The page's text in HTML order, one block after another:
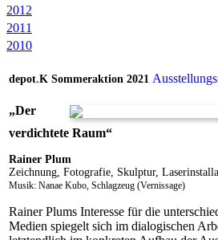
2012
2011
2010
depot.K Sommeraktion 2021
„Der
verdichtete Raum“
Rainer Plum
Zeichnung, Fotografie, Skulptur,
Musik: Nanae Kubo, Schlagzeug (Vernissage)
Rainer Plums Interesse für die
Medien spiegelt sich im dialogischen